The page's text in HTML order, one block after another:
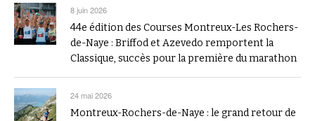
8 juin 2026
44e édition des Courses Montreux-Les Rochers-
de-Naye : Briffod et Azevedo remportent la
Classique, succès pour la première du marathon
24 mai 2026
Montreux-Rochers-de-Naye : le grand retour de